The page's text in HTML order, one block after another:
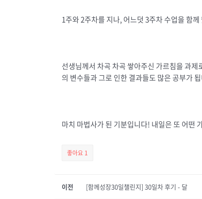
1주와 2주차를 지나, 어느덧 3주차 수업을 함
선생님께서 차곡 차곡 쌓아주신 가르침을 과
의 변수들과 그로 인한 결과들도 많은 공부가
마치 마법사가 된 기분입니다! 내일은 또 어떤
좋아요 1
이전 [함께성장30일챌린지] 30일차 후기 - 달